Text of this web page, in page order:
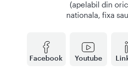
Facebook Youtube
(apelabil din
nationala, fixa